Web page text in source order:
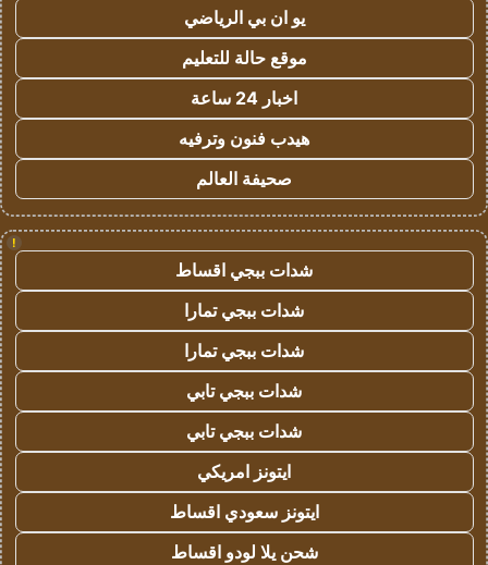
يو ان بي الرياضي
موقع حالة للتعليم
اخبار 24 ساعة
هيدب فنون وترفيه
صحيفة العالم
!
شدات ببجي اقساط
شدات ببجي تمارا
شدات ببجي تمارا
شدات ببجي تابي
شدات ببجي تابي
ايتونز امريكي
ايتونز سعودي اقساط
شحن يلا لودو اقساط